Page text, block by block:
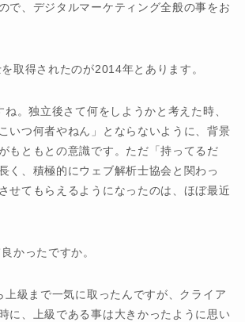
で、デジタルマーケティング全般の事をお
取得されたのが2014年とあります。
ね。独立後さて何をしようかと考えた時、
いつ何者やねん」とならないように、背景
もともとの意識です。ただ「持ってるだ
く、積極的にウェブ解析士協会と関わっ
せてもらえるようになったのは、ほぼ最近
かったですか。
上級まで一気に取ったんですが、クライア
に、上級である事は大きかったように思い